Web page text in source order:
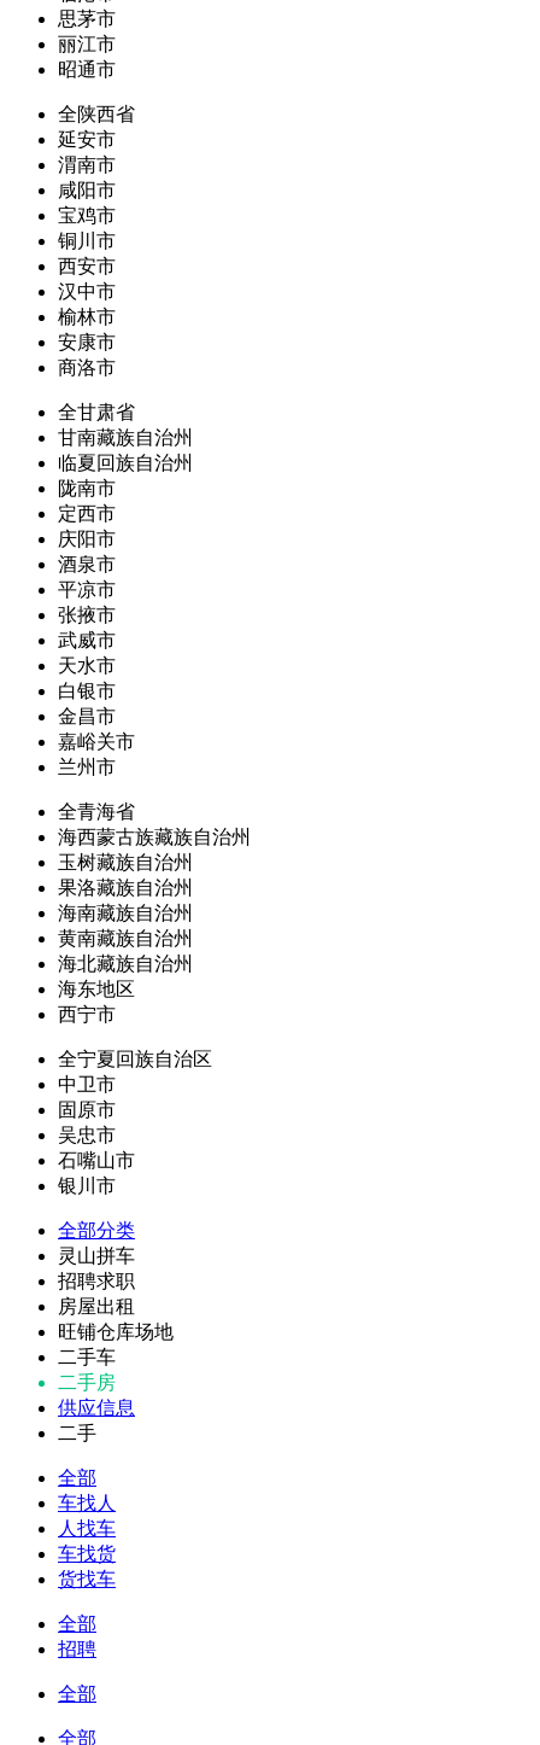
思茅市
丽江市
昭通市
全陕西省
延安市
渭南市
咸阳市
宝鸡市
铜川市
西安市
汉中市
榆林市
安康市
商洛市
全甘肃省
甘南藏族自治州
临夏回族自治州
陇南市
定西市
庆阳市
酒泉市
平凉市
张掖市
武威市
天水市
白银市
金昌市
嘉峪关市
兰州市
全青海省
海西蒙古族藏族自治州
玉树藏族自治州
果洛藏族自治州
海南藏族自治州
黄南藏族自治州
海北藏族自治州
海东地区
西宁市
全宁夏回族自治区
中卫市
固原市
吴忠市
石嘴山市
银川市
全部分类
灵山拼车
招聘求职
房屋出租
旺铺仓库场地
二手车
二手房
供应信息
二手
全部
车找人
人找车
车找货
货找车
全部
招聘
全部
全部